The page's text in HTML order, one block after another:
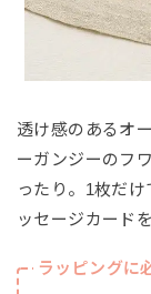
透け感のあるオ
ーガンジーのフ
ったり。1枚だ
ッセージカード
ラッピングに